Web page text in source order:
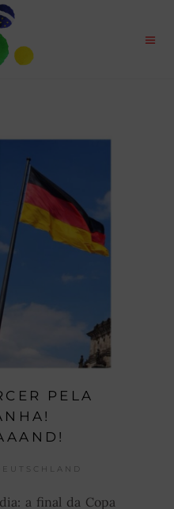
PELA
a final da Copa